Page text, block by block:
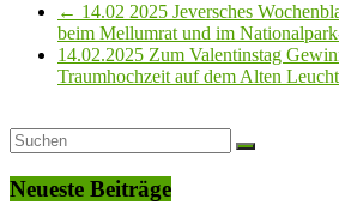
← 14.02 2025 Jeversches
beim Mellumrat und im
14.02.2025 Zum Valentinstag
Traumhochzeit auf dem Alten
Neueste Beiträge